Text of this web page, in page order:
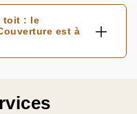
toit : le
est à